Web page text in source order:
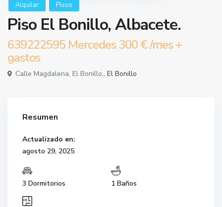
Alquilar Pisos
Piso El Bonillo, Albacete.
639222595 Mercedes300 €/mes +
gastos
Calle Magdalena, El Bonillo,, El Bonillo
Resumen
Actualizado en:
agosto 29, 2025
3 Dormitorios 1 Baños